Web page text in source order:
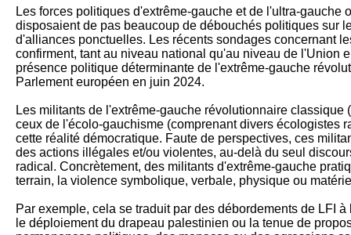
Les forces politiques d'extrême-gauche et de l'ultra-gauche
disposaient de pas beaucoup de débouchés politiques sur
d'alliances ponctuelles. Les récents sondages concernant
confirment, tant au niveau national qu'au niveau de l'Union
présence politique déterminante de l'extrême-gauche
Parlement européen en juin 2024.
Les militants de l'extrême-gauche révolutionnaire classique
ceux de l'écolo-gauchisme (comprenant divers écologistes
cette réalité démocratique. Faute de perspectives, ces
des actions illégales et/ou violentes, au-delà du seul
radical. Concrètement, des militants d'extrême-gauche
terrain, la violence symbolique, verbale, physique ou
Par exemple, cela se traduit par des débordements de LFI
le déploiement du drapeau palestinien ou la tenue de